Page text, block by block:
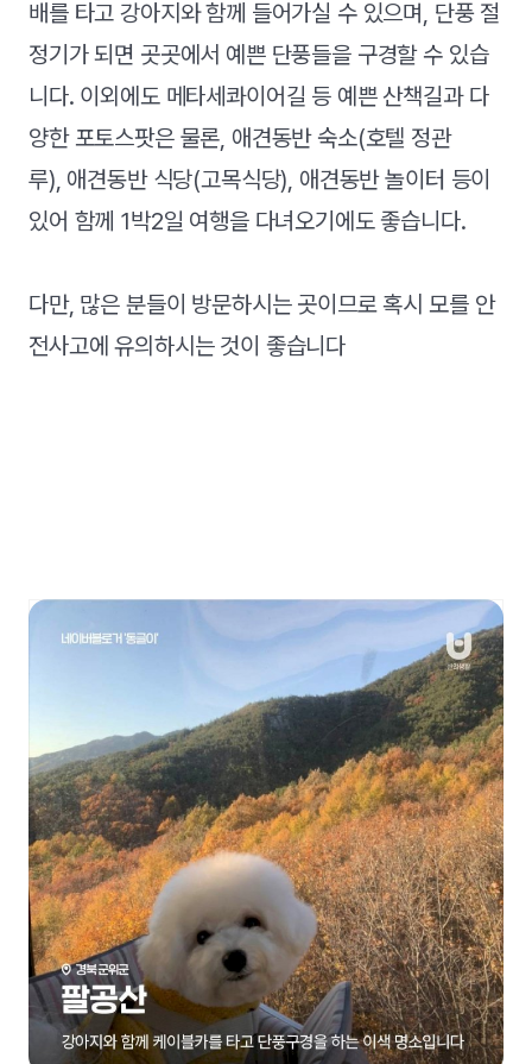
배를 타고 강아지와 함께 들어가실 수 있으며, 단풍 절
정기가 되면 곳곳에서 예쁜 단풍들을 구경할 수 있습
니다. 이외에도 메타세콰이어길 등 예쁜 산책길과 다
양한 포토스팟은 물론, 애견동반 숙소(호텔 정관
루), 애견동반 식당(고목식당), 애견동반 놀이터 등이
있어 함께 1박2일 여행을 다녀오기에도 좋습니다.
다만, 많은 분들이 방문하시는 곳이므로 혹시 모를 안
전사고에 유의하시는 것이 좋습니다